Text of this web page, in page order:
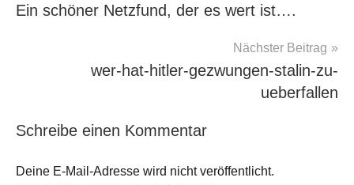
Multikulturalismus,
Ein schöner Netzfund, der es wert ist….
Nächster Beitrag
wer-hat-hitler-gezwungen-stalin-zu-
ueberfallen
Schreibe einen Kommentar
Deine E-Mail-Adresse wird nicht veröffentlicht.